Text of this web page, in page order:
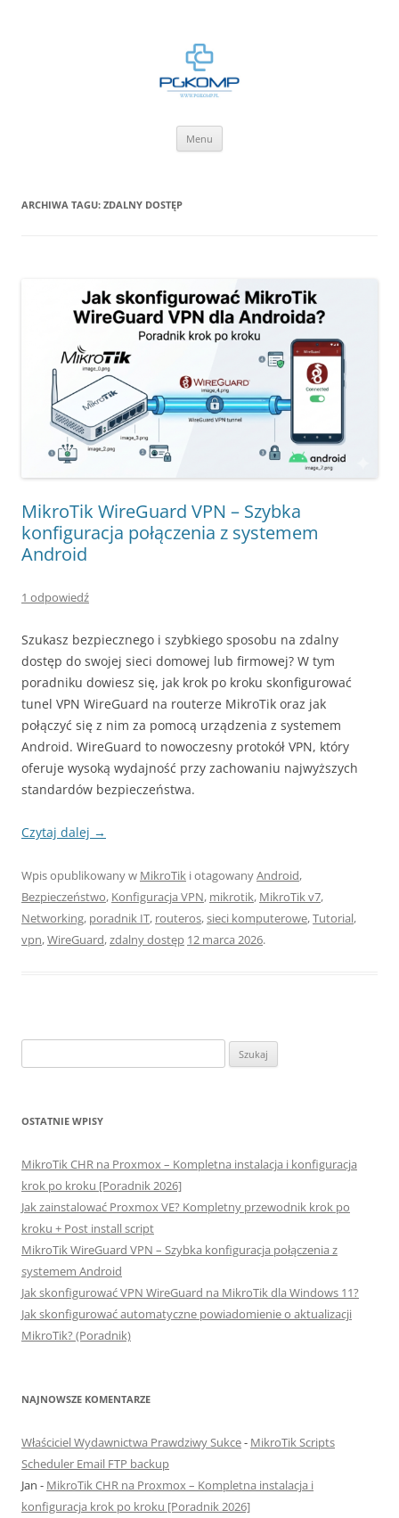
Menu
ARCHIWA TAGU: ZDALNY DOSTĘP
MikroTik WireGuard VPN – Szybka
konfiguracja połączenia z systemem
Android
1 odpowiedź
Szukasz bezpiecznego i szybkiego sposobu na zdalny
dostęp do swojej sieci domowej lub firmowej? W tym
poradniku dowiesz się, jak krok po kroku skonfigurować
tunel VPN WireGuard na routerze MikroTik oraz jak
połączyć się z nim za pomocą urządzenia z systemem
Android. WireGuard to nowoczesny protokół VPN, który
oferuje wysoką wydajność przy zachowaniu najwyższych
standardów bezpieczeństwa.
Czytaj dalej →
Wpis opublikowany w MikroTik i otagowanyAndroid,
Bezpieczeństwo, Konfiguracja VPN, mikrotik, MikroTik v7,
Networking, poradnik IT, routeros,sieci komputerowe,Tutorial,
vpn,WireGuard,zdalny dostęp 12 marca 2026.
OSTATNIE WPISY
MikroTik CHR na Proxmox – Kompletna instalacja i konfiguracja
krok po kroku [Poradnik 2026]
Jak zainstalować Proxmox VE? Kompletny przewodnik krok po
kroku + Post install script
MikroTik WireGuard VPN – Szybka konfiguracja połączenia z
systemem Android
Jak skonfigurować VPN WireGuard na MikroTik dla Windows 11?
Jak skonfigurować automatyczne powiadomienie o aktualizacji
MikroTik? (Poradnik)
NAJNOWSZE KOMENTARZE
Właściciel Wydawnictwa Prawdziwy Sukce- MikroTik Scripts
Scheduler Email FTP backup
Jan - MikroTik CHR na Proxmox – Kompletna instalacja i
konfiguracja krok po kroku [Poradnik 2026]